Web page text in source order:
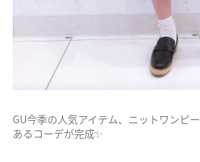
GU今季の人気アイテム、ニットワンピ
あるコーデが完成✨